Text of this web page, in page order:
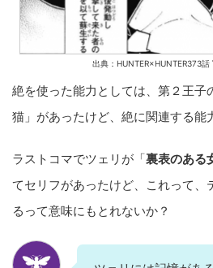
出典：HUNTER×HUNTER373話
絶を使った能力としては、第２王子
猫」があったけど、絶に関連する能
ラストコマでツェリが「裏表のある
てセリフがあったけど、これって、
るって意味にもとれないか？